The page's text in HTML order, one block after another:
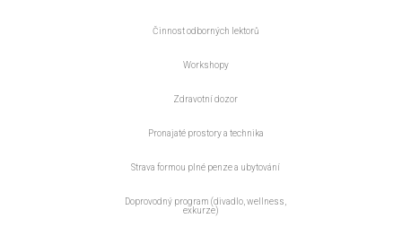
Činnost odborných lektorů
Workshopy
Zdravotní dozor
Pronajaté prostory a technika
Strava formou plné penze a ubytování
Doprovodný program (divadlo, wellness,
exkurze)